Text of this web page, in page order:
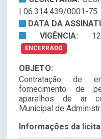
| 06.314.439/0001-75
DATA DA
VIGÊNCIA:
ENCERRADO
OBJETO:
Contratação de
fornecimento de
aparelhos de ar
Municipal de
Informações da